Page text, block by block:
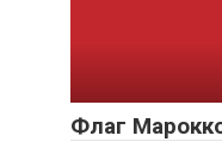
Флаг